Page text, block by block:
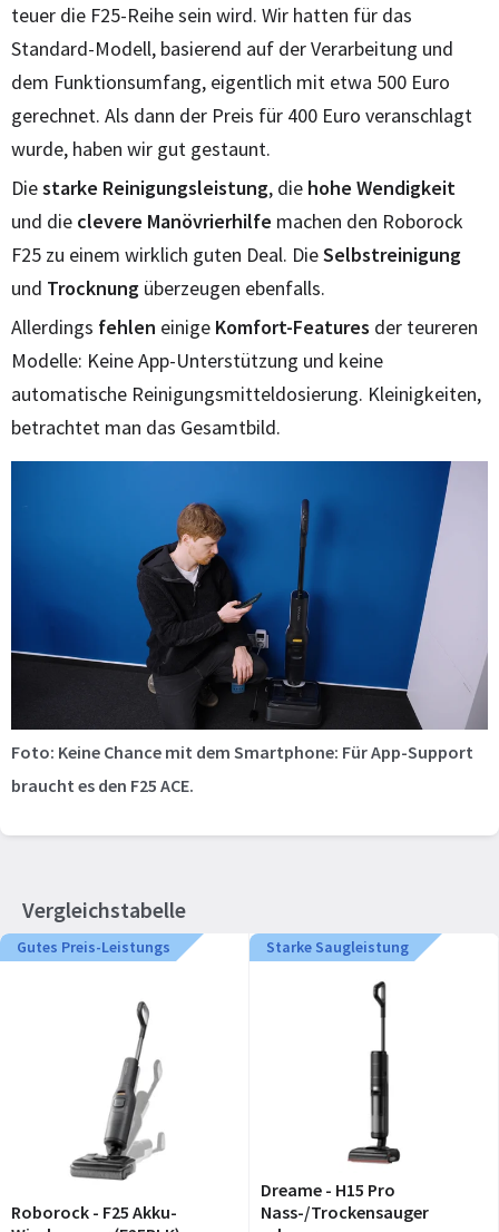
teuer die F25-Reihe sein wird. Wir hatten für das
Standard-Modell, basierend auf der Verarbeitung und
dem Funktionsumfang, eigentlich mit etwa 500 Euro
gerechnet. Als dann der Preis für 400 Euro veranschlagt
wurde, haben wir gut gestaunt.
Diestarke Reinigungsleistung, die hohe Wendigkeit
und die clevere Manövrierhilfe machen den Roborock
F25 zu einem wirklich guten Deal. DieSelbstreinigung
und Trocknung überzeugen ebenfalls.
Allerdings fehlen einige Komfort-Features der teureren
Modelle: Keine App-Unterstützung und keine
automatische Reinigungsmitteldosierung. Kleinigkeiten,
betrachtet man das Gesamtbild.
Foto: Keine Chance mit dem Smartphone: Für App-Support
braucht es den F25 ACE.
Vergleichstabelle
Gutes Preis-Leistungs
Roborock - F25 Akku-
Starke Saugleistung
Dreame - H15 Pro
Nass-/Trockensauger